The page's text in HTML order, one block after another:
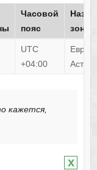
Часовой
пояс
зоны
UTC
+04:00
кажется,
x